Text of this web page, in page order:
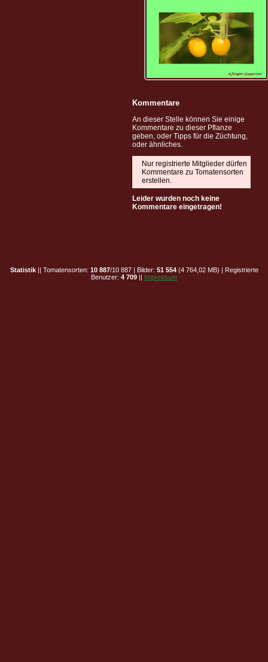
Kommentare
An dieser Stelle können Sie einige
Kommentare zu dieser Pflanze
geben, oder Tipps für die Züchtung,
oder ähnliches.
Nur registrierte Mitglieder dürfen
Kommentare zu Tomatensorten
erstellen.
Leider wurden noch keine
Kommentare eingetragen!
Statistik|| Tomatensorten: 10 887/10 887 | Bilder: 51 554(4 764,02 MB) | Registrierte
Benutzer: 4 709 || Impressum